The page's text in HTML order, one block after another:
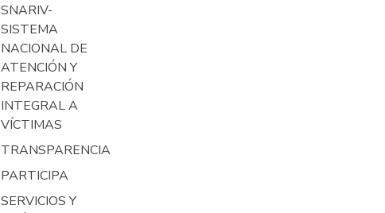
SNARIV-
SISTEMA
NACIONAL DE
ATENCIÓN Y
REPARACIÓN
INTEGRAL A
VÍCTIMAS
TRANSPARENCIA
PARTICIPA
SERVICIOS Y